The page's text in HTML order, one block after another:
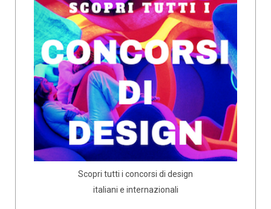
Scopri tutti i concorsi di design
italiani e internazionali